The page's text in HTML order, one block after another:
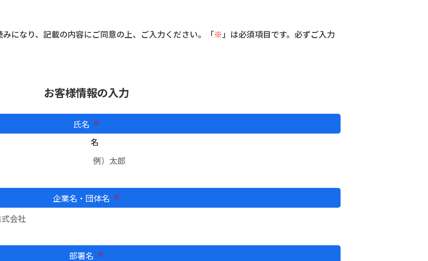
になり、記載の内容にご同意の上、ご入力ください。「※」は必須項目です。必ずご入力
お客様情報の入力
氏名
名
企業名・団体名
部署名